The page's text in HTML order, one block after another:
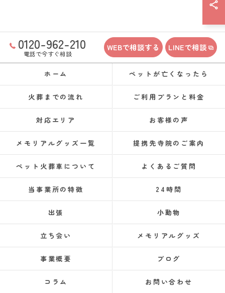
0120-962-210
電話で今すぐ相談
WEBで相談する LINEで相談
ホーム ペットが亡くなったら
火葬までの流れ ご利用プランと料金
対応エリア お客様の声
メモリアルグッズ一覧 提携先寺院のご案内
ペット火葬車について よくあるご質問
当事業所の特徴 24時間
出張 小動物
立ち会い メモリアルグッズ
事業概要 ブログ
コラム お問い合わせ